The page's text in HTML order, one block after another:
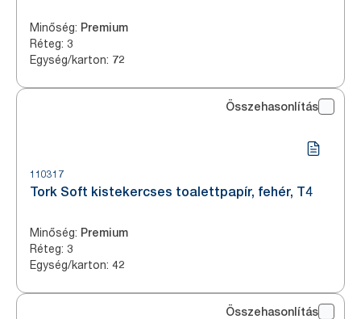
Minőség: Premium
Réteg: 3
Egység/karton: 72
Összehasonlítás
110317
Tork Soft kistekercses toalettpapír, fehér, T4
Minőség: Premium
Réteg: 3
Egység/karton: 42
Összehasonlítás